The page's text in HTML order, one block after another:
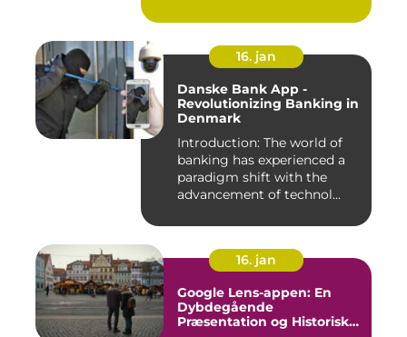
16. jan
Danske Bank App -
Revolutionizing Banking in
Denmark
Introduction: The world of
banking has experienced a
paradigm shift with the
advancement of technol...
16. jan
Google Lens-appen: En
Dybdegående
Præsentation og Historisk